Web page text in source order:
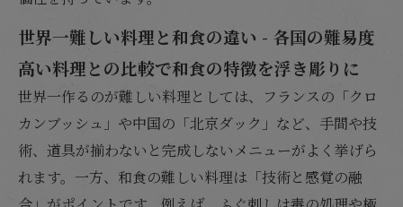
世界一難しい料理と和食の違い - 各国の難易度
高い料理との比較で和食の特徴を浮き彫りに
世界一作るのが難しい料理としては、フランスの「クロ
カンブッシュ」や中国の「北京ダック」など、手間や技
術、道具が揃わないと完成しないメニューがよく挙げら
れます。一方、和食の難しい料理は「技術と感覚の融